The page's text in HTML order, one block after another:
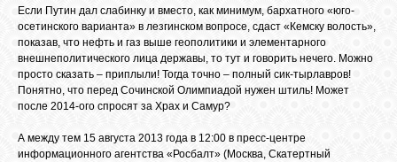
Если Путин дал слабинку и вместо, как минимум, бархатного «юго-
осетинского варианта» в лезгинском вопросе, сдаст «Кемску волость»,
показав, что нефть и газ выше геополитики и элементарного
внешнеполитического лица державы, то тут и говорить нечего. Можно
просто сказать – приплыли! Тогда точно – полный сик-тырлавров!
Понятно, что перед Сочинской Олимпиадой нужен штиль! Может
после 2014-ого спросят за Храх и Самур?
А между тем 15 августа 2013 года в 12:00 в пресс-центре
информационного агентства «Росбалт» (Москва, Скатертный